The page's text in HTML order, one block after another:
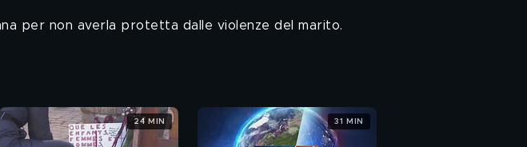
per non averla protetta dalle violenze del marito.
24 MIN 31 MIN